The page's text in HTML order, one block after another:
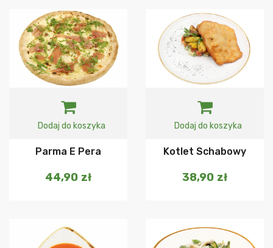
Dodaj do koszyka
Parma E Pera
44,90 zł
Dodaj do koszyka
Kotlet Schabowy
38,90 zł